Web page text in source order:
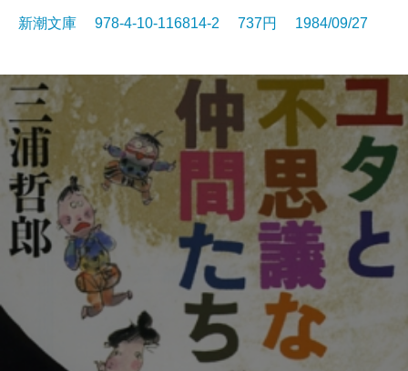
新潮文庫 978-4-10-116814-2 737円 1984/09/27